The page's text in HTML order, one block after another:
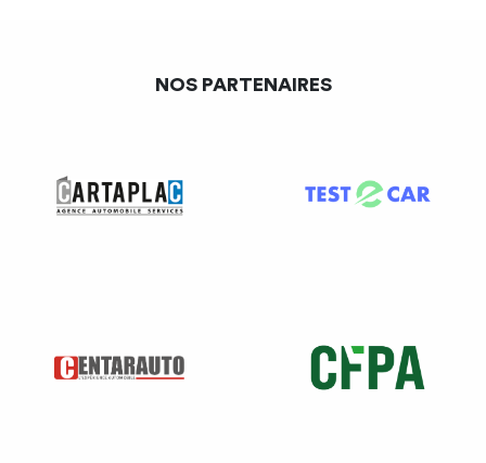
NOS PARTENAIRES